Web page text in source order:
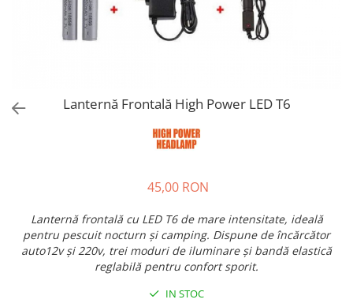
Lanternă Frontală High Power LED T6
45,00 RON
Lanternă frontală cu LED T6 de mare intensitate, ideală
pentru pescuit nocturn și camping. Dispune de încărcător
auto12v și 220v, trei moduri de iluminare și bandă elastică
reglabilă pentru confort sporit.
IN STOC